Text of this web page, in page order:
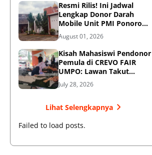
Resmi Rilis! Ini Jadwal
Lengkap Donor Darah
Mobile Unit PMI Ponorogo
Agustus 2026
August 01, 2026
Kisah Mahasiswi Pendonor
Pemula di CREVO FAIR
UMPO: Lawan Takut
Jarum Suntik demi
Kemanusiaan
July 28, 2026
Lihat Selengkapnya
Failed to load posts.